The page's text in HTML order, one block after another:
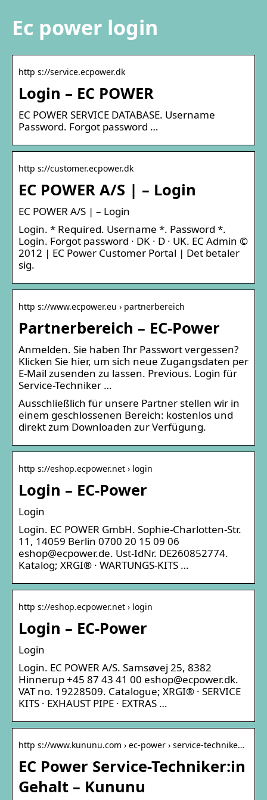
Ec power login
http s://service.ecpower.dk
Login – EC POWER
EC POWER SERVICE DATABASE. Username
Password. Forgot password …
http s://customer.ecpower.dk
EC POWER A/S | – Login
EC POWER A/S | – Login
Login. * Required. Username *. Password *.
Login. Forgot password · DK · D · UK. EC Admin ©
2012 | EC Power Customer Portal | Det betaler
sig.
http s://www.ecpower.eu › partnerbereich
Partnerbereich – EC-Power
Anmelden. Sie haben Ihr Passwort vergessen?
Klicken Sie hier, um sich neue Zugangsdaten per
E-Mail zusenden zu lassen. Previous. Login für
Service-Techniker …
Ausschließlich für unsere Partner stellen wir in
einem geschlossenen Bereich: kostenlos und
direkt zum Downloaden zur Verfügung.
http s://eshop.ecpower.net › login
Login – EC-Power
Login
Login. EC POWER GmbH. Sophie-Charlotten-Str.
11, 14059 Berlin 0700 20 15 09 06
eshop@ecpower.de. Ust-IdNr. DE260852774.
Katalog; XRGI® · WARTUNGS-KITS …
http s://eshop.ecpower.net › login
Login – EC-Power
Login
Login. EC POWER A/S. Samsøvej 25, 8382
Hinnerup +45 87 43 41 00 eshop@ecpower.dk.
VAT no. 19228509. Catalogue; XRGI® · SERVICE
KITS · EXHAUST PIPE · EXTRAS …
http s://www.kununu.com › ec-power › service-technike…
EC Power Service-Techniker:in
Gehalt – Kununu